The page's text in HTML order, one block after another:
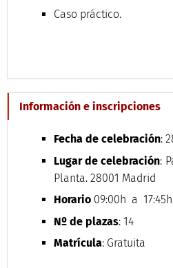
Caso práctico.
Información e inscripciones
Fecha de celebración:
Lugar de celebración:
Planta. 28001 Madrid
Horario 09:00h a 17:45h
Nº de plazas: 14
Matrícula: Gratuita